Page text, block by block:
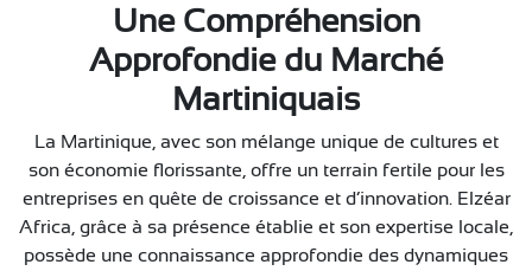
Une Compréhension
Approfondie du Marché
Martiniquais
La Martinique, avec son mélange unique de cultures et
son économie florissante, offre un terrain fertile pour les
entreprises en quête de croissance et d’innovation. Elzéar
Africa, grâce à sa présence établie et son expertise locale,
possède une connaissance approfondie des dynamiques